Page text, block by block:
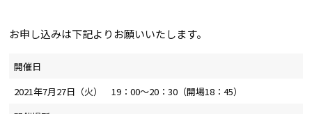
お申し込みは下記よりお願いいたします。
開催日
2021年7月27日（火） 19：00～20：30（開場18：45）